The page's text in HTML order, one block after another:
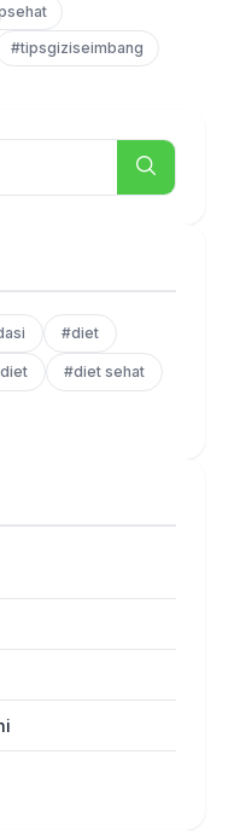
#tipsgiziseimbang
#diet
#diet sehat